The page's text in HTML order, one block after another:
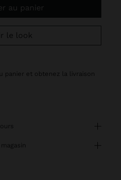
au panier
le look
panier et obtenez la livraison